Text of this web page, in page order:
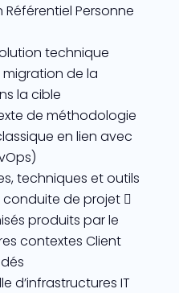
Personne
technique
migration de la
la cible
de méthodologie
en lien avec
techniques et outils
de projet 
produits par le
contextes Client
d’infrastructures IT